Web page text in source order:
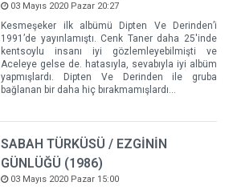
03 Mayıs 2020 Pazar 20:27
Kesmeşeker ilk albümü Dipten Ve Derinden’i
1991’de yayınlamıştı. Cenk Taner daha 25'inde
kentsoylu insanı iyi gözlemleyebilmişti ve
Aceleye gelse de. hatasıyla, sevabıyla iyi albüm
yapmışlardı. Dipten Ve Derinden ile gruba
bağlanan bir daha hiç bırakmamışlardı…
SABAH TÜRKÜSÜ / EZGİNİN
GÜNLÜĞÜ (1986)
03 Mayıs 2020 Pazar 15:00